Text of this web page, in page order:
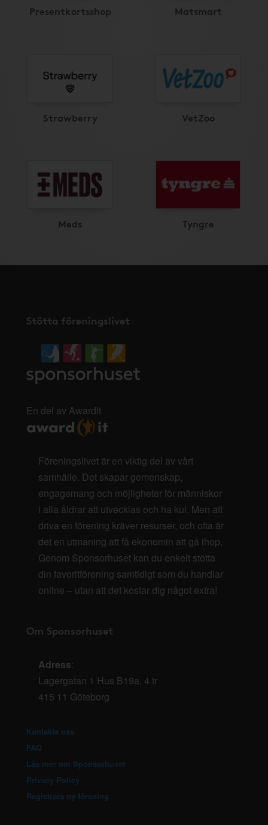
Presentkortsshop Matsmart
Strawberry VetZoo
Meds Tyngre
Stötta föreningslivet
En del av AwardIt
Föreningslivet är en viktig del av vårt
samhälle. Det skapar gemenskap,
engagemang och möjligheter för människor
i alla åldrar att utvecklas och ha kul. Men att
driva en förening kräver resurser, och ofta är
det en utmaning att få ekonomin att gå ihop.
Genom Sponsorhuset kan du enkelt stötta
din favoritförening samtidigt som du handlar
online – utan att det kostar dig något extra!
Om Sponsorhuset
Adress:
Lagergatan 1 Hus B19a, 4 tr
415 11 Göteborg
Kontakta oss
FAQ
Läs mer om Sponsorhuset
Privacy Policy
Registrera ny förening